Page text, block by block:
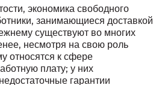
экономика свободного
занимающиеся доставкой
существуют во многих
несмотря на свою роль
относятся к сфере
плату; у них
гарантии